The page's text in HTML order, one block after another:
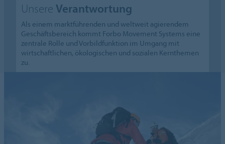
UnsereVerantwortung
Als einem marktführenden und weltweit agierendem
Geschäftsbereich kommt Forbo Movement Systems eine
zentrale Rolle und Vorbildfunktion im Umgang mit
wirtschaftlichen, ökologischen und sozialen Kernthemen
zu.